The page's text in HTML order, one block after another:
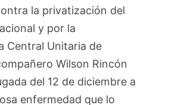
la privatización del
y por la
Central Unitaria de
Wilson Rincón
del 12 de diciembre a
enfermedad que lo